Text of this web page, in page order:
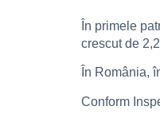
În primele
crescut de
În România,
Conform